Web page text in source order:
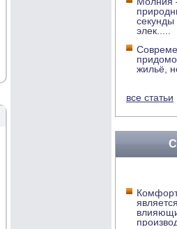
секунды
элек
жильё,
все статьи